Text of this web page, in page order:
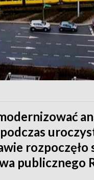
publicznego